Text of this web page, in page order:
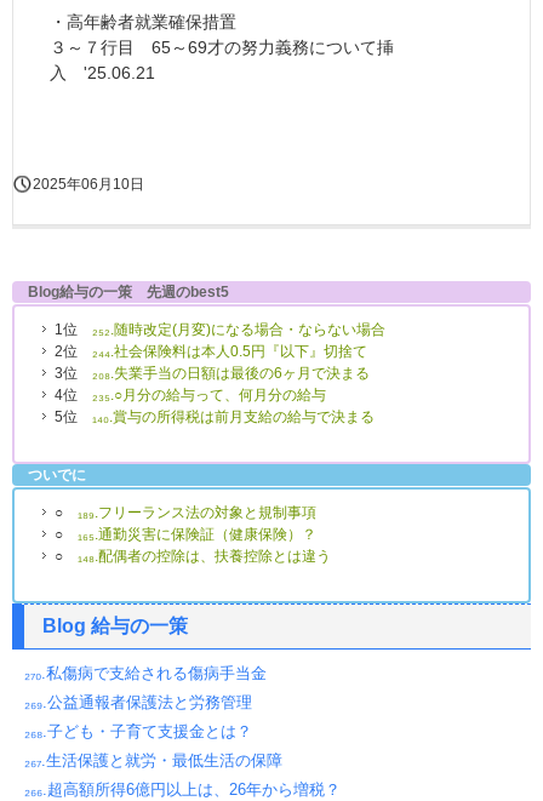
・高年齢者就業確保措置
３～７行目 65～69才の努力義務について挿
入 '25.06.21
2025年06月10日
Blog給与の一策 先週のbest5
1位 ₂₅₂.随時改定(月変)になる場合・ならない場合
2位 ₂₄₄.社会保険料は本人0.5円『以下』切捨て
3位 ₂₀₈.失業手当の日額は最後の6ヶ月で決まる
4位 ₂₃₅.○月分の給与って、何月分の給与
5位 ₁₄₀.賞与の所得税は前月支給の給与で決まる
ついでに
○ ₁₈₉.フリーランス法の対象と規制事項
○ ₁₆₅.通勤災害に保険証（健康保険）？
○ ₁₄₈.配偶者の控除は、扶養控除とは違う
Blog 給与の一策
₂₇₀.私傷病で支給される傷病手当金
₂₆₉.公益通報者保護法と労務管理
₂₆₈.子ども・子育て支援金とは？
₂₆₇.生活保護と就労・最低生活の保障
₂₆₆.超高額所得6億円以上は、26年から増税？